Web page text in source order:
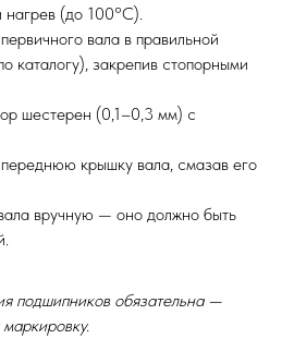
нагрев (до 100°C).
вала в правильной
каталогу), закрепив стопорными
шестерен (0,1–0,3 мм) с
крышку вала, смазав его
вручную — оно должно быть
подшипников обязательна —